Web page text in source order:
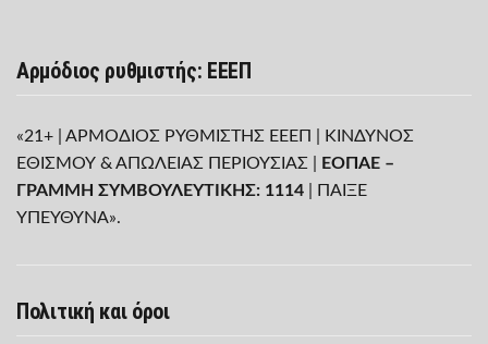
Αρμόδιος ρυθμιστής: ΕΕΕΠ
«21+ | ΑΡΜΟΔΙΟΣ ΡΥΘΜΙΣΤΗΣ ΕΕΕΠ | ΚΙΝΔΥΝΟΣ
ΕΘΙΣΜΟΥ & ΑΠΩΛΕΙΑΣ ΠΕΡΙΟΥΣΙΑΣ |
ΕΟΠΑΕ –
ΓΡΑΜΜΗ ΣΥΜΒΟΥΛΕΥΤΙΚΗΣ: 1114 | ΠΑΙΞΕ
ΥΠΕΥΘΥΝΑ».
Πολιτική και όροι